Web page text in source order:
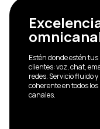
Estén donde estén tus
clientes: voz, chat,
redes. Servicio fluido y
coherente en todos los
canales.